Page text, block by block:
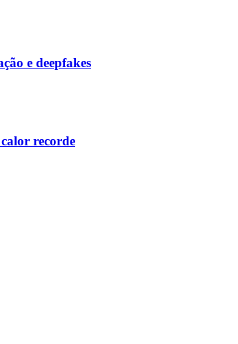
e deepfakes
recorde